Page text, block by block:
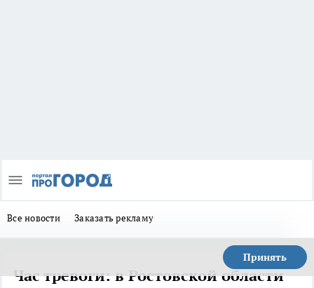
Все новости Заказать рекламу
Принять
Час тревоги: в Ростовской области